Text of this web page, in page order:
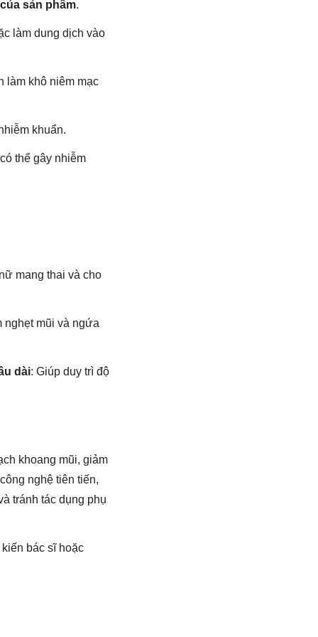
sản phẩm.
làm dung dịch vào
làm khô niêm mạc
khuẩn.
thể gây nhiễm
mang thai và cho
nghẹt mũi và ngứa
dài: Giúp duy trì độ
khoang mũi, giảm
nghệ tiên tiến,
tránh tác dụng phụ
bác sĩ hoặc